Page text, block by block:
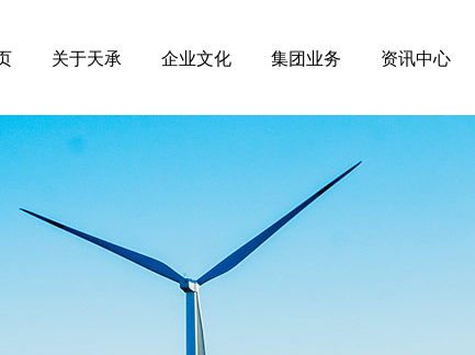
关于天承 企业文化 集团业务 资讯中心